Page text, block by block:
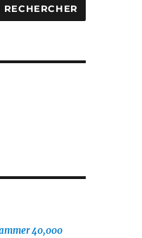
RECHERCHER
40,000